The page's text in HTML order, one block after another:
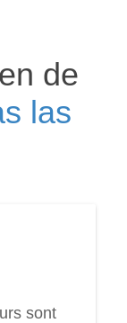
de
las
sont